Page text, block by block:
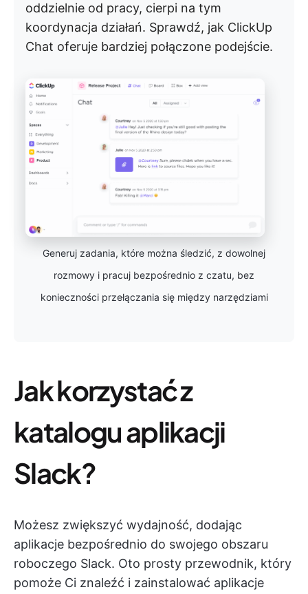
oddzielnie od pracy, cierpi na tym
koordynacja działań. Sprawdź, jak ClickUp
Chat oferuje bardziej połączone podejście.
Generuj zadania, które można śledzić, z dowolnej
rozmowy i pracuj bezpośrednio z czatu, bez
konieczności przełączania się między narzędziami
Jak korzystać z
katalogu aplikacji
Slack?
Możesz zwiększyć wydajność, dodając
aplikacje bezpośrednio do swojego obszaru
roboczego Slack. Oto prosty przewodnik, który
pomoże Ci znaleźć i zainstalować aplikacje